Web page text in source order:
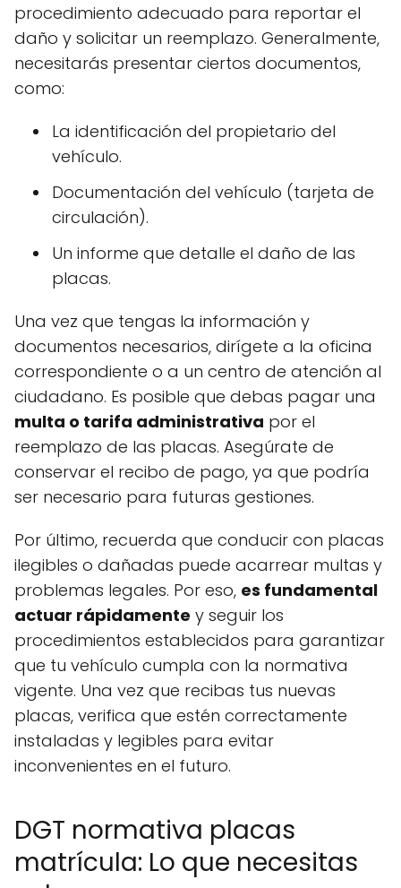
procedimiento adecuado para reportar el
daño y solicitar un reemplazo. Generalmente,
necesitarás presentar ciertos documentos,
como:
La identificación del propietario del
vehículo.
Documentación del vehículo (tarjeta de
circulación).
Un informe que detalle el daño de las
placas.
Una vez que tengas la información y
documentos necesarios, dirígete a la oficina
correspondiente o a un centro de atención al
ciudadano. Es posible que debas pagar una
multa o tarifa administrativa por el
reemplazo de las placas. Asegúrate de
conservar el recibo de pago, ya que podría
ser necesario para futuras gestiones.
Por último, recuerda que conducir con placas
ilegibles o dañadas puede acarrear multas y
problemas legales. Por eso, es fundamental
actuar rápidamente y seguir los
procedimientos establecidos para garantizar
que tu vehículo cumpla con la normativa
vigente. Una vez que recibas tus nuevas
placas, verifica que estén correctamente
instaladas y legibles para evitar
inconvenientes en el futuro.
DGT normativa placas
matrícula: Lo que necesitas